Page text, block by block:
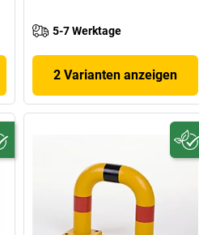
5-7 Werktage
2 Varianten anzeigen